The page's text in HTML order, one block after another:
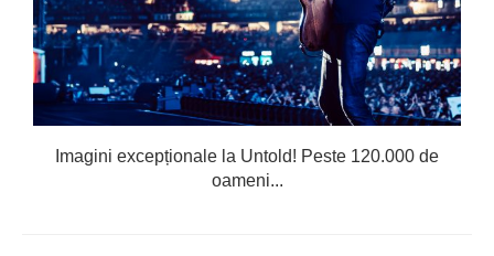
Imagini excepționale la Untold! Peste 120.000 de
oameni...